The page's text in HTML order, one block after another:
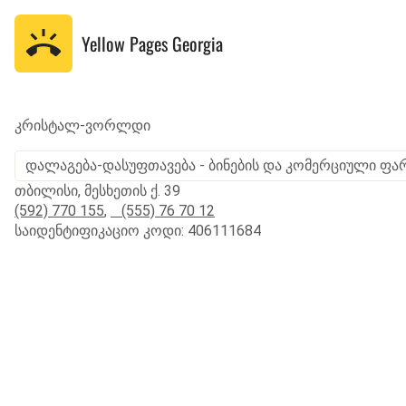
Yellow Pages Georgia
კრისტალ-ვორლდი
დალაგება-დასუფთავება - ბინების და კომერციული
თბილისი, მესხეთის ქ. 39
(592) 770 155,
(555) 76 70 12
საიდენტიფიკაციო კოდი: 406111684